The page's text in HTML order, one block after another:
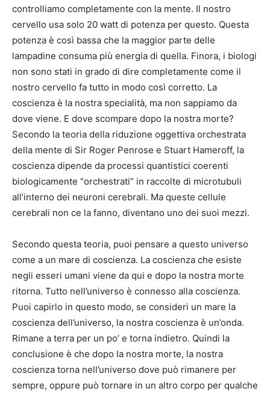
controlliamo completamente con la mente. Il nostro
cervello usa solo 20 watt di potenza per questo. Questa
potenza è così bassa che la maggior parte delle
lampadine consuma più energia di quella. Finora, i biologi
non sono stati in grado di dire completamente come il
nostro cervello fa tutto in modo così corretto. La
coscienza è la nostra specialità, ma non sappiamo da
dove viene. E dove scompare dopo la nostra morte?
Secondo la teoria della riduzione oggettiva orchestrata
della mente di Sir Roger Penrose e Stuart Hameroff, la
coscienza dipende da processi quantistici coerenti
biologicamente “orchestrati” in raccolte di microtubuli
all’interno dei neuroni cerebrali. Ma queste cellule
cerebrali non ce la fanno, diventano uno dei suoi mezzi.
Secondo questa teoria, puoi pensare a questo universo
come a un mare di coscienza. La coscienza che esiste
negli esseri umani viene da qui e dopo la nostra morte
ritorna. Tutto nell’universo è connesso alla coscienza.
Puoi capirlo in questo modo, se consideri un mare la
coscienza dell’universo, la nostra coscienza è un’onda.
Rimane a terra per un po’ e torna indietro. Quindi la
conclusione è che dopo la nostra morte, la nostra
coscienza torna nell’universo dove può rimanere per
sempre, oppure può tornare in un altro corpo per qualche